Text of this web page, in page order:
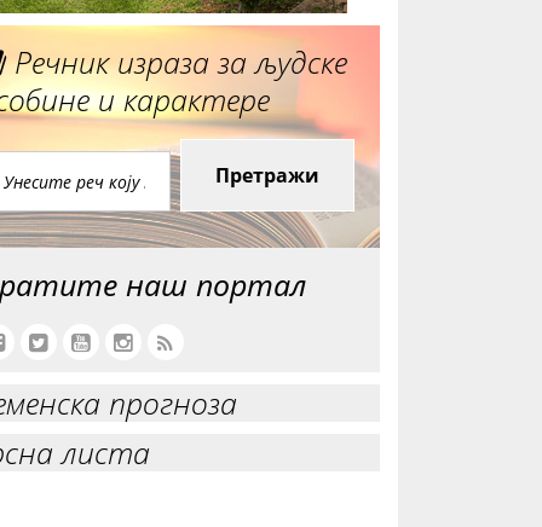
Речник израза за људске
и карактере
Претражи
наш портал
прогноза
листа